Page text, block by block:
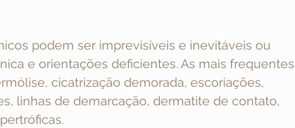
podem ser imprevisíveis e inevitáveis ou
e orientações deficientes. As mais frequentes
cicatrização demorada, escoriações,
linhas de demarcação, dermatite de contato,